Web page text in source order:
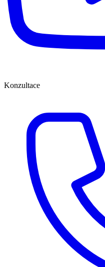
Konzultace